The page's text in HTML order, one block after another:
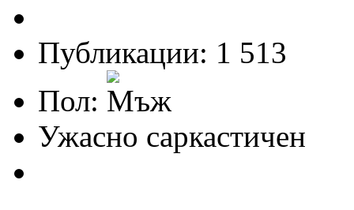
Публикации: 1 513
Пол:
Ужасно саркастичен